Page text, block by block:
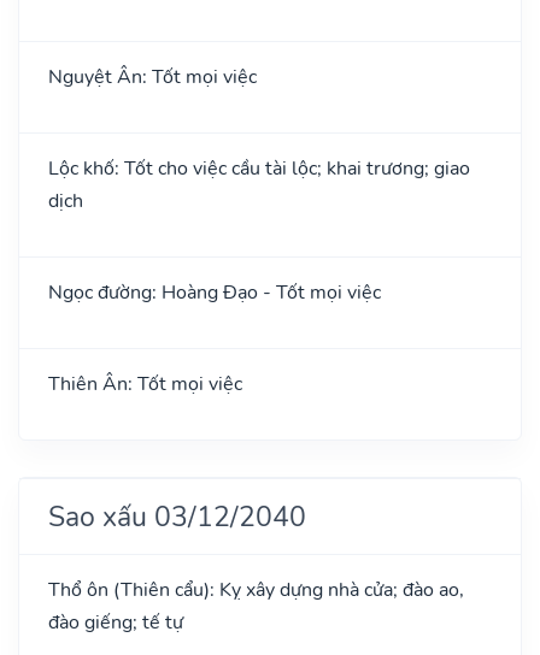
Nguyệt Ân: Tốt mọi việc
Lộc khố: Tốt cho việc cầu tài lộc; khai trương; giao
dịch
Ngọc đường: Hoàng Đạo - Tốt mọi việc
Thiên Ân: Tốt mọi việc
Sao xấu 03/12/2040
Thổ ôn (Thiên cẩu): Kỵ xây dựng nhà cửa; đào ao,
đào giếng; tế tự